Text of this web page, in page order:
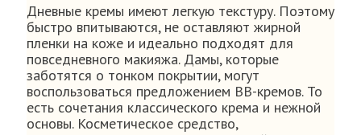
Дневные кремы имеют легкую текстуру. Поэтому
быстро впитываются, не оставляют жирной
пленки на коже и идеально подходят для
повседневного макияжа. Дамы, которые
заботятся о тонком покрытии, могут
воспользоваться предложением BB-кремов. То
есть сочетания классического крема и нежной
основы. Косметическое средство,